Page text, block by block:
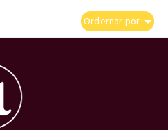
Ordernar por